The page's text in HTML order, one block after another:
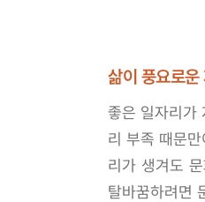
삶이 풍요로운
좋은 일자리가
리 부족 때문
리가 생겨도
탈바꿈하려면